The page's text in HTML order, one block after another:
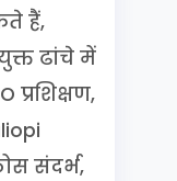
हैं,
ढांचे में
प्रशिक्षण,
संदर्भ,